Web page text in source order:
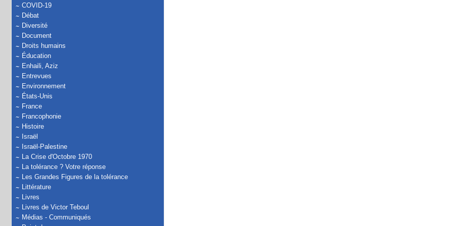
COVID-19
Débat
Diversité
Document
Droits humains
Éducation
Enhaili, Aziz
Entrevues
Environnement
États-Unis
France
Francophonie
Histoire
Israël
Israël-Palestine
La Crise d'Octobre 1970
La tolérance ? Votre réponse
Les Grandes Figures de la tolérance
Littérature
Livres
Livres de Victor Teboul
Médias - Communiqués